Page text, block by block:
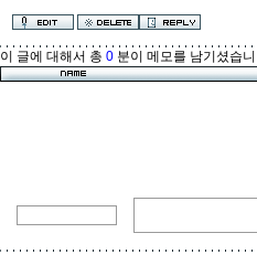
이 글에 대해서 총 0 분이 메모를 남기셨습